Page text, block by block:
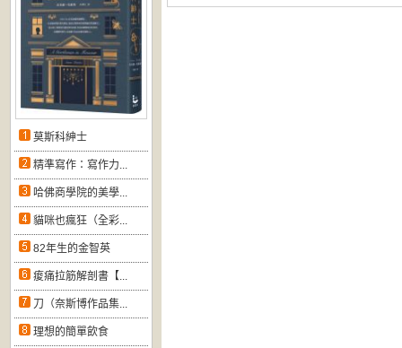
莫斯科紳士
精準寫作：寫作力...
哈佛商學院的美學...
貓咪也瘋狂（全彩...
82年生的金智英
痠痛拉筋解剖書【...
刀（奈斯博作品集...
理想的簡單飲食